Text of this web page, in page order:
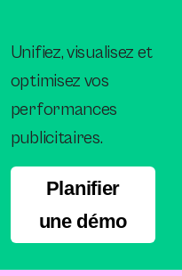
Unifiez, visualisez et
optimisez vos
performances
publicitaires.
Planifier
une démo